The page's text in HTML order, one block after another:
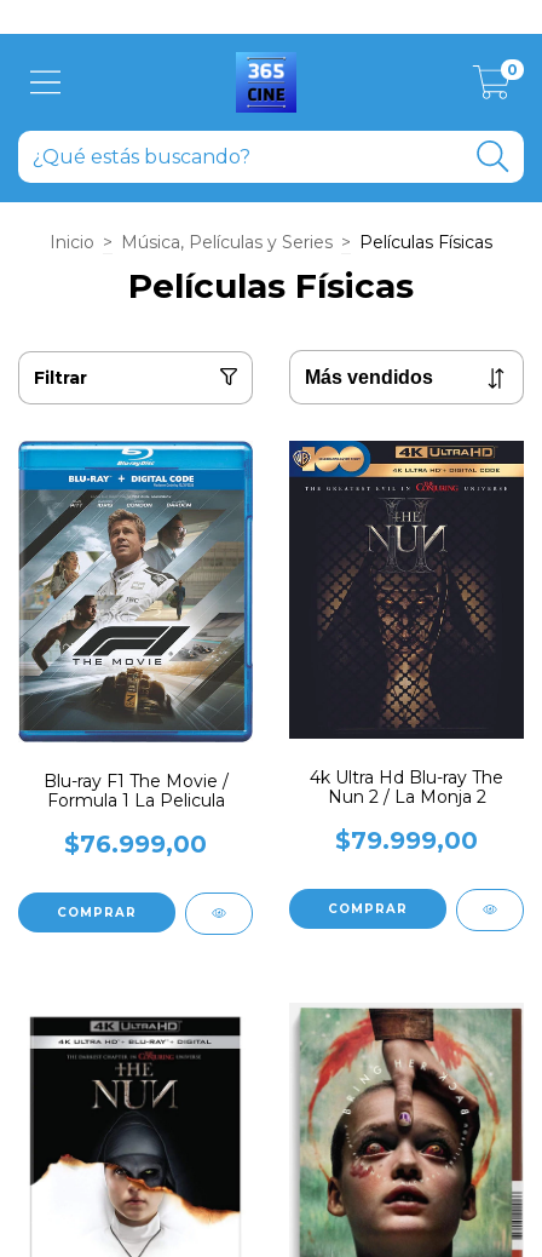
0
Inicio > Música, Películas y Series > Películas Físicas
Películas Físicas
Filtrar
Blu-ray F1 The Movie /
Formula 1 La Pelicula
$76.999,00
4k Ultra Hd Blu-ray The
Nun 2 / La Monja 2
$79.999,00